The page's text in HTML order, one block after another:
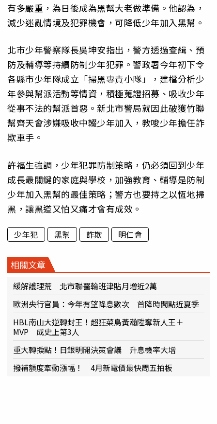
有多嚴重，為日後成為黑幫大老做準備。他認為，
減少迷亂情境及犯罪機會，可降低少年加入黑幫。
北市少年警察隊長吳坤安指出，警方透過查緝、預
防及輔導等持續防制少年犯罪。警政署今年初下令
各縣市少年隊成立「掃黑專責小隊」，建檔分析少
年參與幫派活動等情資，積極蒐證招募、吸收少年
從事不法的幫派首惡。新北市警局就因此破獲竹聯
幫齊天會涉嫌吸收中輟少年加入，教唆少年擔任詐
欺車手。
許福生強調，少年犯罪防制策略，仍必須回到少年
成長最關鍵的家庭與學校，加強教育、輔導是防制
少年加入黑幫的最佳策略；警方也要持之以恆地掃
黑，讓黑道又怕又痛才會有成效。
少年犯 黑幫 詐欺 明仁會
相關文章
緩解護理荒 北市聯醫輪班津貼月增近2萬
歐洲央行官員：今年有望降息數次 首降時間點近夏季
HBL南山大逆轉封王！超狂菜鳥黃瀚陞奪新人王＋
MVP 成史上第3人
重大轉捩點！日銀明開決策會議 升息機率大增
撥補額度牽動漲幅！ 4月新電價最快周五拍板